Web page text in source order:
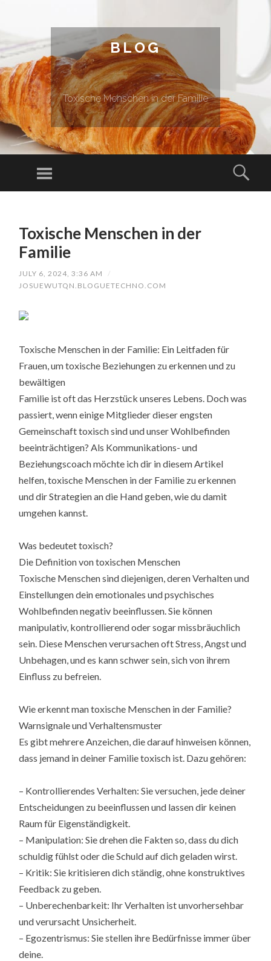
BLOG
Toxische Menschen in der Familie
Menu
Toxische Menschen in der
Familie
JULY 6, 2024, 3:36 AM
/
JOSUEWUTQN.BLOGUETECHNO.COM
Toxische Menschen in der Familie: Ein Leitfaden für
Frauen, um toxische Beziehungen zu erkennen und zu
bewältigen
Familie ist oft das Herzstück unseres Lebens. Doch was
passiert, wenn einige Mitglieder dieser engsten
Gemeinschaft toxisch sind und unser Wohlbefinden
beeinträchtigen? Als Kommunikations- und
Beziehungscoach möchte ich dir in diesem Artikel
helfen, toxische Menschen in der Familie zu erkennen
und dir Strategien an die Hand geben, wie du damit
umgehen kannst.
Was bedeutet toxisch?
Die Definition von toxischen Menschen
Toxische Menschen sind diejenigen, deren Verhalten und
Einstellungen dein emotionales und psychisches
Wohlbefinden negativ beeinflussen. Sie können
manipulativ, kontrollierend oder sogar missbräuchlich
sein. Diese Menschen verursachen oft Stress, Angst und
Unbehagen, und es kann schwer sein, sich von ihrem
Einfluss zu befreien.
Wie erkennt man toxische Menschen in der Familie?
Warnsignale und Verhaltensmuster
Es gibt mehrere Anzeichen, die darauf hinweisen können,
dass jemand in deiner Familie toxisch ist. Dazu gehören:
– Kontrollierendes Verhalten: Sie versuchen, jede deiner
Entscheidungen zu beeinflussen und lassen dir keinen
Raum für Eigenständigkeit.
– Manipulation: Sie drehen die Fakten so, dass du dich
schuldig fühlst oder die Schuld auf dich geladen wirst.
– Kritik: Sie kritisieren dich ständig, ohne konstruktives
Feedback zu geben.
– Unberechenbarkeit: Ihr Verhalten ist unvorhersehbar
und verursacht Unsicherheit.
– Egozentrismus: Sie stellen ihre Bedürfnisse immer über
deine.